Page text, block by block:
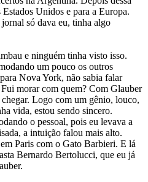
Unidos e para a Europa.
só dava eu, tinha algo
e ninguém tinha visto isso.
um pouco os outros
Nova York, não sabia falar
morar com quem? Com Glauber
Logo com um gênio, louco,
vida, estou sendo sincero.
o pessoal, pois eu levava a
a intuição falou mais alto.
Paris com o Gato Barbieri. E lá
Bernardo Bertolucci, que eu já